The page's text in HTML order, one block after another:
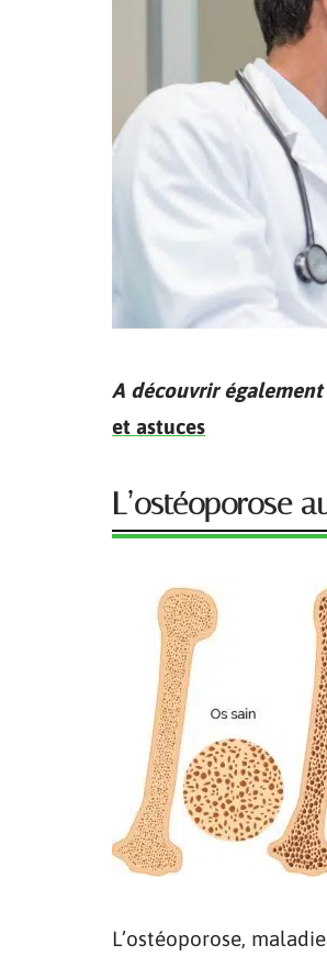
A découvrir également
et astuces
L’ostéoporose
L’ostéoporose,